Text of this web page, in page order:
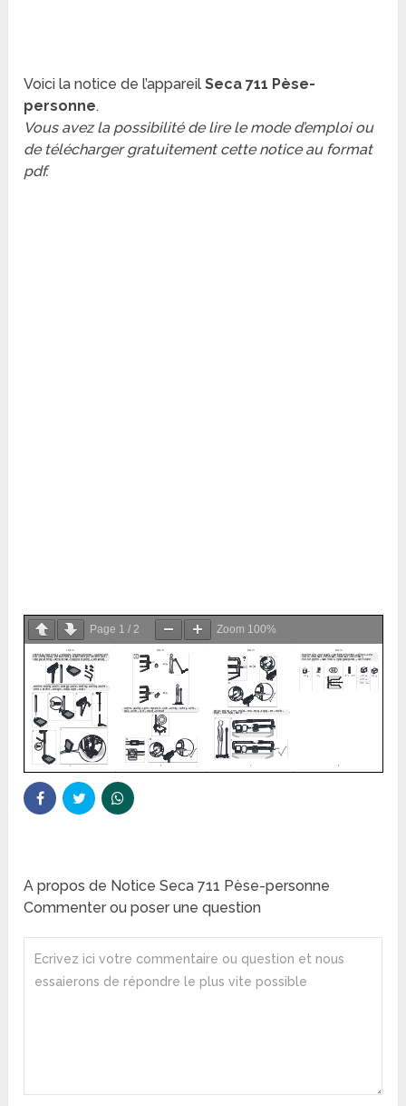
Voici la notice de l’appareilSeca 711 Pèse-
personne.
Vous avez la possibilité de lire le mode d’emploi ou
de télécharger gratuitement cette notice au format
pdf.
Page 1 /2 Zoom 100%
A propos de Notice Seca 711 Pèse-personne
Commenter ou poser une question